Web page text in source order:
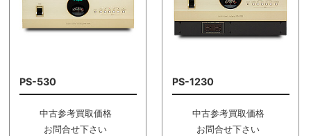
PS-530
中古参考買取価格
お問合せ下さい
PS-1230
中古参考買取価格
お問合せ下さい